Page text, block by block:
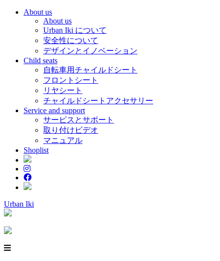
About us
About us
Urban Iki について
安全性について
デザインとイノベーション
Child seats
自転車用チャイルドシート
フロントシート
リヤシート
チャイルドシートアクセサリー
Service and support
サービスとサポート
取り付けビデオ
マニュアル
Shoplist
Urban Iki